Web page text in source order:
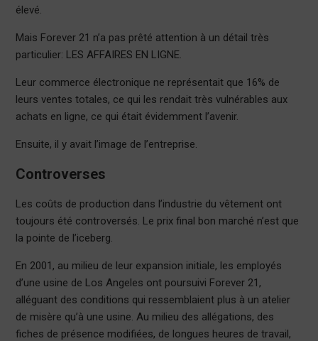
élevé.
Mais Forever 21 n’a pas prêté attention à un détail très
particulier: LES AFFAIRES EN LIGNE.
Leur commerce électronique ne représentait que 16% de
leurs ventes totales, ce qui les rendait très vulnérables aux
achats en ligne, ce qui était évidemment l’avenir.
Ensuite, il y avait l’image de l’entreprise.
Controverses
Les coûts de production dans l’industrie du vêtement ont
toujours été controversés. Le prix final bon marché n’est que
la pointe de l’iceberg.
En 2001, au milieu de leur expansion initiale, les employés
d’une usine de Los Angeles ont poursuivi Forever 21,
alléguant des conditions qui ressemblaient plus à un atelier
de misère qu’à une usine. Au milieu des allégations, des
fiches de présence modifiées, de longues heures de travail,